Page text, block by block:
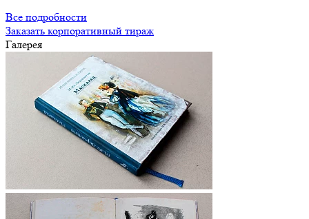
Все подробности
Заказать корпоративный тираж
Галерея